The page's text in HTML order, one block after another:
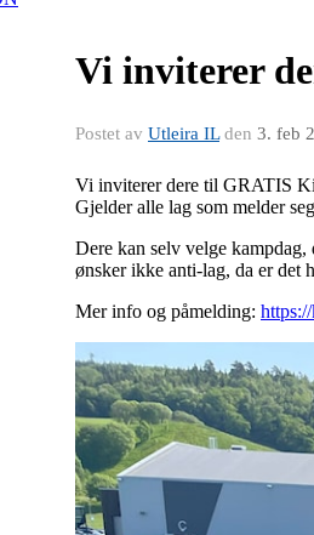
Vi inviterer
Postet av Utleira ILden 3. feb
Vi inviterer dere til GRATIS
Gjelder alle lag som melder
Dere kan selv velge kampdag,
ønsker ikke anti-lag, da er det
Mer info og påmelding: